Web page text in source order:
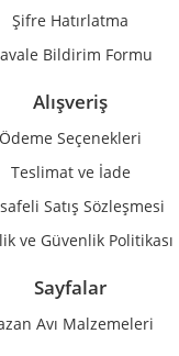
Şifre Hatırlatma
Bildirim Formu
Alışveriş
Ödeme Seçenekleri
Teslimat ve İade
Satış Sözleşmesi
ve Güvenlik Politikası
Sayfalar
Avı Malzemeleri